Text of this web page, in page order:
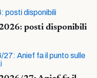
posti disponibili